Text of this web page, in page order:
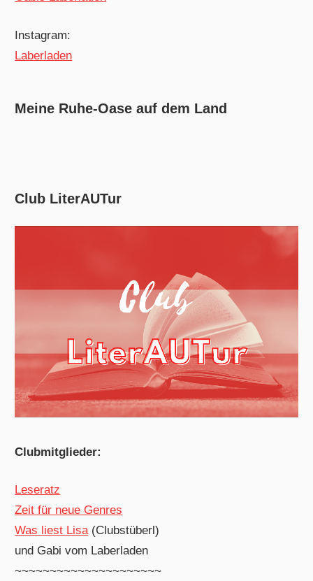
Instagram:
Laberladen
Meine Ruhe-Oase auf dem Land
Club LiterAUTur
Clubmitglieder:
Leseratz
Zeit für neue Genres
Was liest Lisa(Clubstüberl)
und Gabi vom Laberladen
~~~~~~~~~~~~~~~~~~~~~